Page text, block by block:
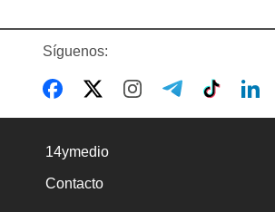
Síguenos:
14ymedio
Contacto